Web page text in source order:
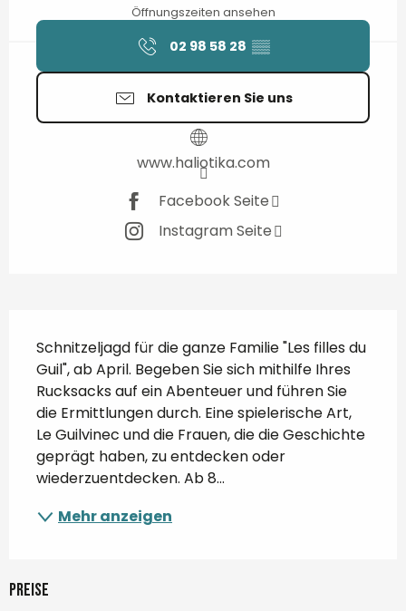
Öffnungszeiten ansehen
02 98 58 28 ▒▒
Kontaktieren Sie uns
www.haliotika.com
Facebook Seite
Instagram Seite
Schnitzeljagd für die ganze Familie "Les filles du
Guil", ab April. Begeben Sie sich mithilfe Ihres
Rucksacks auf ein Abenteuer und führen Sie
die Ermittlungen durch. Eine spielerische Art,
Le Guilvinec und die Frauen, die die Geschichte
geprägt haben, zu entdecken oder
wiederzuentdecken. Ab 8...
Mehr anzeigen
Preise